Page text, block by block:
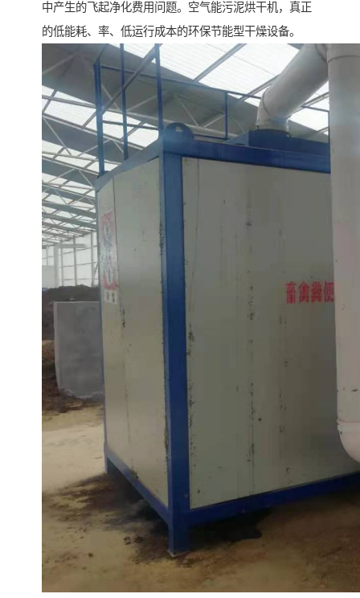
中产生的飞起净化费用问题。空气能污泥烘干机，真正
的低能耗、率、低运行成本的环保节能型干燥设备。